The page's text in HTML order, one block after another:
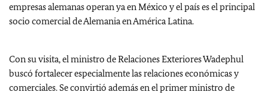
empresas alemanas operan ya en México y el país es el principal
socio comercial de Alemania en América Latina.
Con su visita, el ministro de Relaciones Exteriores Wadephul
buscó fortalecer especialmente las relaciones económicas y
comerciales. Se convirtió además en el primer ministro de